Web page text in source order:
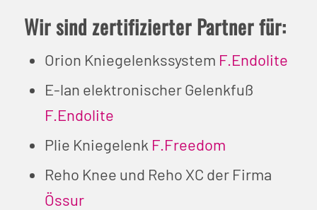
Wir sind zertifizierter Partner für:
Orion Kniegelenkssystem F.Endolite
E-lan elektronischer Gelenkfuß
F.Endolite
Plie Kniegelenk F.Freedom
Reho Knee und Reho XC der Firma
Össur